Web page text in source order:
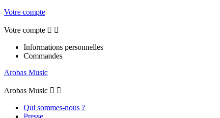
Votre compte
Votre compte  
Informations personnelles
Commandes
Arobas Music
Arobas Music  
Qui sommes-nous ?
Presse